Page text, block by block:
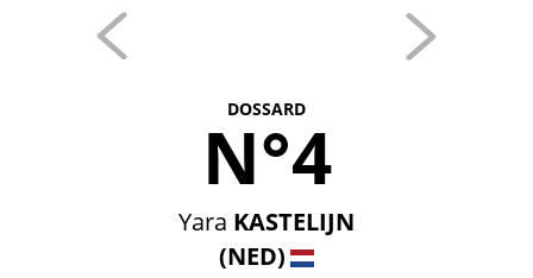
DOSSARD
N°4
Yara KASTELIJN
(NED)